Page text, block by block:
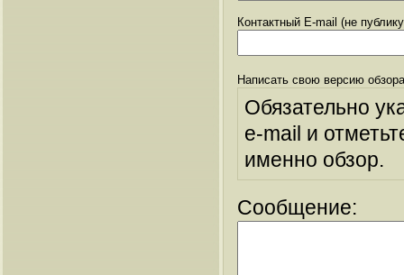
Контактный E-mail (не
Написать свою версию
Обязательно
e-mail и
именно обзор.
Сообщение: